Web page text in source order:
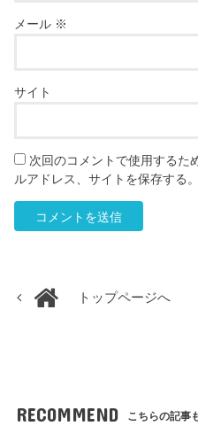
メール ※
サイト
次回のコメントで使用するた
ルアドレス、サイトを保存する。
トップページへ
RECOMMEND こちらの記事